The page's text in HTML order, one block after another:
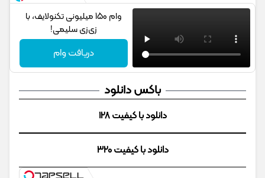
وام 150 میلیونی تکنولایف، با
زی‌زی سلیمی!
دریافت وام
باکس دانلود
دانلود با کیفیت 128
دانلود با کیفیت 320